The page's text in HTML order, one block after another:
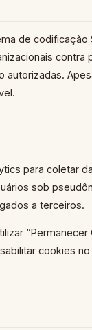
de
contra
para coletar
sob
a terceiros.
cookies